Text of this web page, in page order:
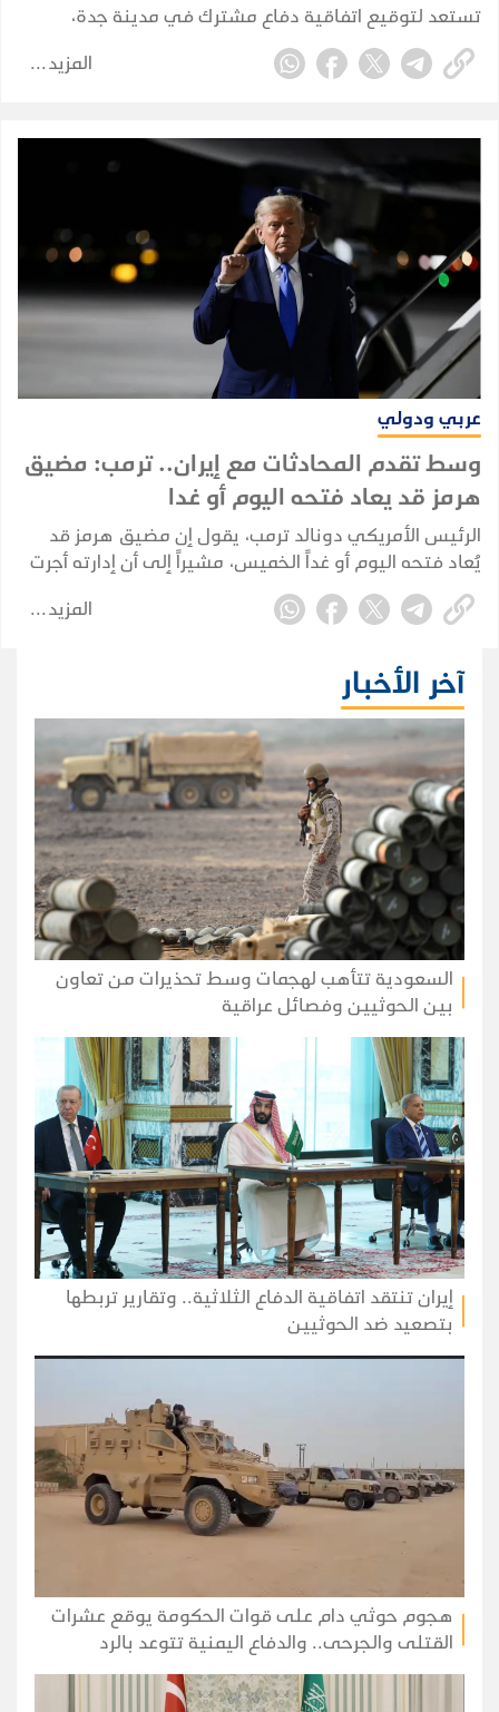
تستعد لتوقيع اتفاقية دفاع مشترك في مدينة جدة،
بمشاركة ولي العهد السعودي الأمير محمد بن سلمان،
والرئيس التركي رجب طيب أردوغان، ورئيس الوزراءالمزيد
عربي ودولي
وسط تقدم المحادثات مع إيران.. ترمب: مضيق
هرمز قد يعاد فتحه اليوم أو غدا
الرئيس الأمريكي دونالد ترمب، يقول إن مضيق هرمز قد
يُعاد فتحه اليوم أو غداً الخميس، مشيراً إلى أن إدارته أجرت
"مناقشات جيدة للغاية" مع إيران، في تصريحات عززت
التوقعات بإمكانية التوصل إلى اتفاق يخفف التوتر القائم
المزيد
آخر الأخبار
السعودية تتأهب لهجمات وسط تحذيرات من تعاون
بين الحوثيين وفصائل عراقية
إيران تنتقد اتفاقية الدفاع الثلاثية.. وتقارير تربطها
بتصعيد ضد الحوثيين
هجوم حوثي دام على قوات الحكومة يوقع عشرات
القتلى والجرحى.. والدفاع اليمنية تتوعد بالرد